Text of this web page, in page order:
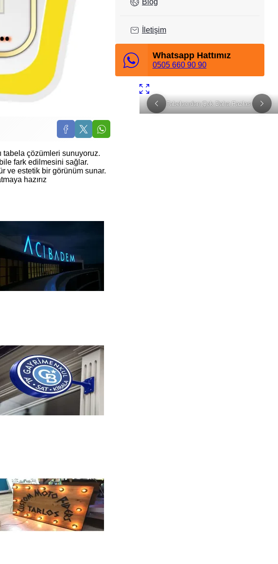
tabela çözümleri sunuyoruz.
fark edilmesini sağlar.
ve estetik bir görünüm sunar.
hazırız
Blog
İletişim
Whatsapp Hattımız
0505 660 90 90
Tabelacıdan Çok Daha Fazlası